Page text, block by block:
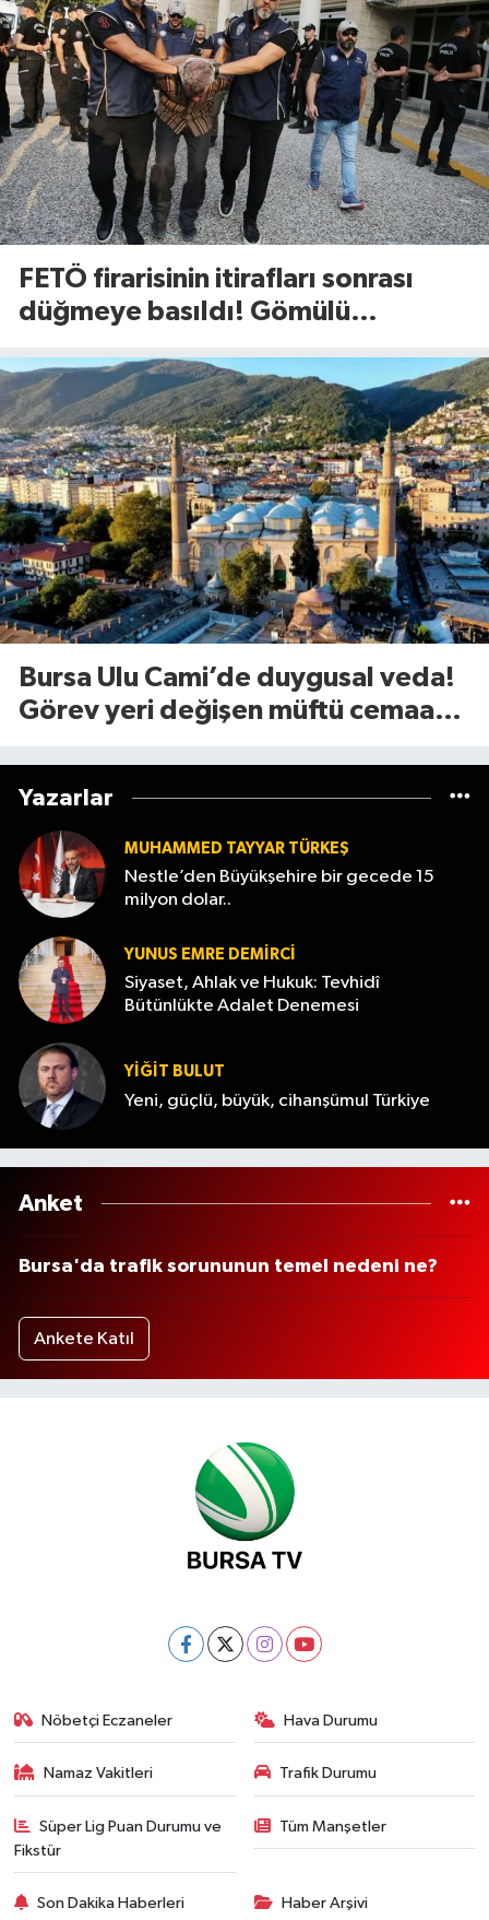
FETÖ firarisinin itirafları sonrası
düğmeye basıldı! Gömülü
Bursa Ulu Cami’de duygusal veda!
Görev yeri değişen müftü cemaate
Yazarlar
MUHAMMED TAYYAR TÜRKEŞ
Nestle’den Büyükşehire bir gecede 15
milyon dolar..
YUNUS EMRE DEMIRCI
Siyaset, Ahlak ve Hukuk: Tevhidî
Bütünlükte Adalet Denemesi
YİĞİT BULUT
Yeni, güçlü, büyük, cihanşümul Türkiye
Anket
Bursa'da trafik sorununun temel nedeni ne?
Ankete Katıl
Nöbetçi Eczaneler Hava Durumu
Namaz Vakitleri Trafik Durumu
Süper Lig Puan Durumu ve
Fikstür
Tüm Manşetler
Son Dakika Haberleri Haber Arşivi